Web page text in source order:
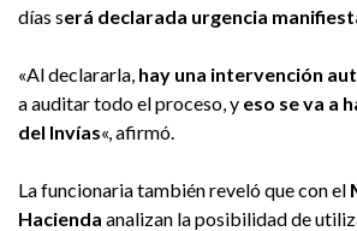
días será declarada urgencia
«Al declararla, hay una intervención
a auditar todo el proceso, y eso se va a
del Invías«, afirmó.
La funcionaria también reveló que con el
Hacienda analizan la posibilidad de